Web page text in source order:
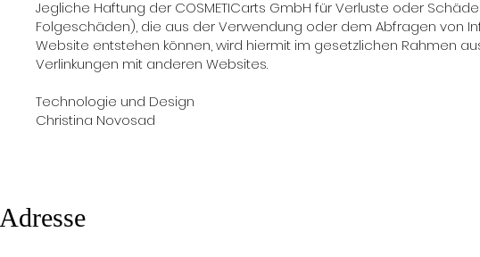
Jegliche Haftung der COSMETICarts GmbH fürVerluste oder
Folgeschäden), die aus der Verwendung oder dem Abfragen von
Website entstehen können, wird hiermit im gesetzlichen Rahmen
Verlinkungen mit anderen Websites.
Technologie und Design
Christina Novosad
Adresse